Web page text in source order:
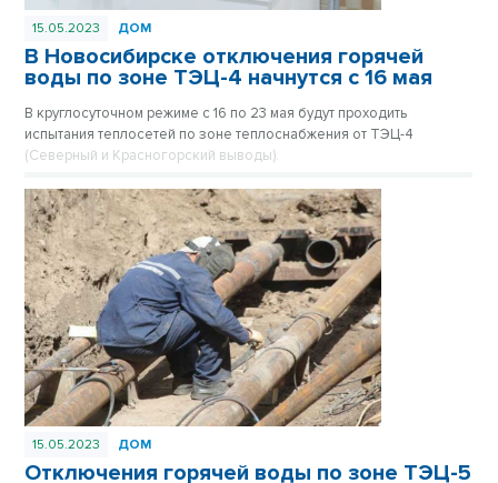
15.05.2023 ДОМ
В Новосибирске отключения горячей
воды по зоне ТЭЦ-4 начнутся с 16 мая
В круглосуточном режиме с 16 по 23 мая будут проходить
испытания теплосетей по зоне теплоснабжения от ТЭЦ-4
(Северный и Красногорский выводы).
15.05.2023 ДОМ
Отключения горячей воды по зоне ТЭЦ-5